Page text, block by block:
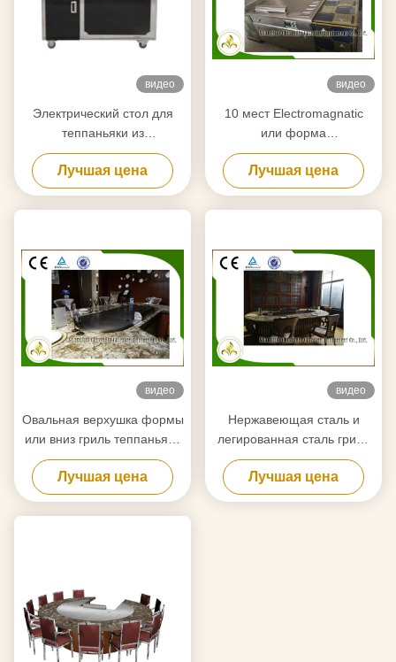
видео
Электрический стол для
теппаньяки из
нержавеющей стали 304,
380 В
Лучшая цена
видео
10 мест Electromagnatic
или форма
прямоугольника таблицы
гриля теппаньяки топления
индукции японской
Лучшая цена
видео
Овальная верхушка формы
или вниз гриль теппаньяки
подогревателей трубки
высасывания
электрический для
домашней пользы
Лучшая цена
видео
Нержавеющая сталь и
легированная сталь гриля
теппаньяки 10 мест
электромагнитные
нагревая японские
Лучшая цена